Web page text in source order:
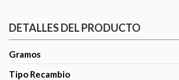
DETALLES DEL PRODUCTO
Gramos
Tipo Recambio